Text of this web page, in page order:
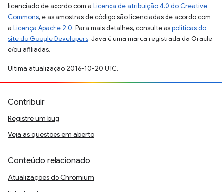
licenciado de acordo com a Licença de atribuição 4.0 do Creative
Commons, e as amostras de código são licenciadas de acordo com
a Licença Apache 2.0. Para mais detalhes, consulte aspolíticas do
site do Google Developers. Java é uma marca registrada da Oracle
e/ou afiliadas.
Última atualização 2016-10-20 UTC.
Contribuir
Registre um bug
Veja as questões em aberto
Conteúdo relacionado
Atualizações do Chromium